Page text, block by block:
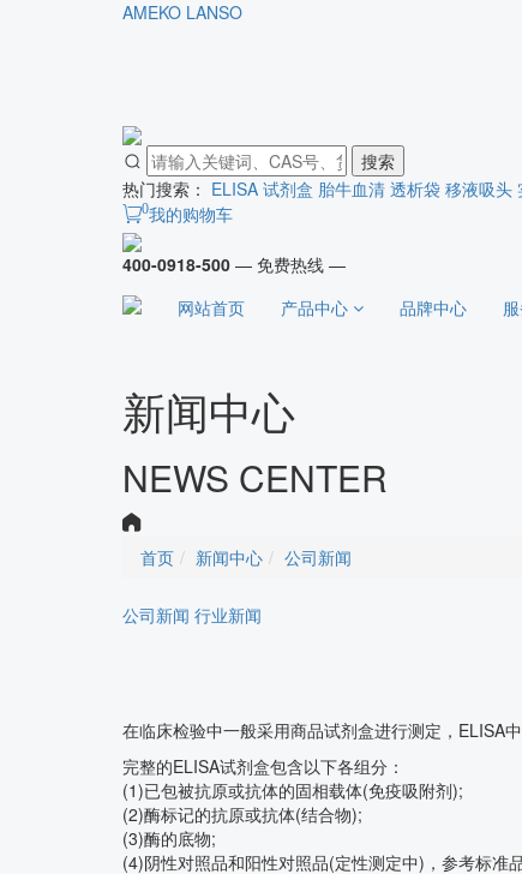
AMEKO LANSO
搜索
热门搜索： ELISA 试剂盒 胎牛血清 透析袋 移液吸头
0我的购物车
400-0918-500 — 免费热线 —
网站首页
产品中心 品牌中心
新闻中心
NEWS CENTER
首页 新闻中心 公司新闻
公司新闻 行业新闻
在临床检验中一般采用商品试剂盒进行测定，ELISA
完整的ELISA试剂盒包含以下各组分：
(1)已包被抗原或抗体的固相载体(免疫吸附剂);
(2)酶标记的抗原或抗体(结合物);
(3)酶的底物;
(4)阴性对照品和阳性对照品(定性测定中)，参考标准